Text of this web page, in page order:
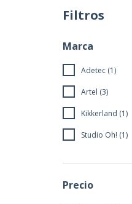
Filtros
Marca
Adetec (1)
Artel (3)
Kikkerland (1)
Studio Oh! (1)
Precio